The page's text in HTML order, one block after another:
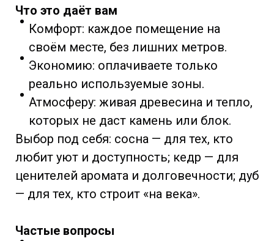
Что это даёт вам
Комфорт: каждое помещение на
своём месте, без лишних метров.
Экономию: оплачиваете только
реально используемые зоны.
Атмосферу: живая древесина и тепло,
которых не даст камень или блок.
Выбор под себя: сосна — для тех, кто
любит уют и доступность; кедр — для
ценителей аромата и долговечности; дуб
— для тех, кто строит «на века».
Частые вопросы